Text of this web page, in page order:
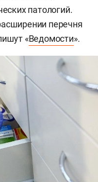
патологий.
перечня
«Ведомости».